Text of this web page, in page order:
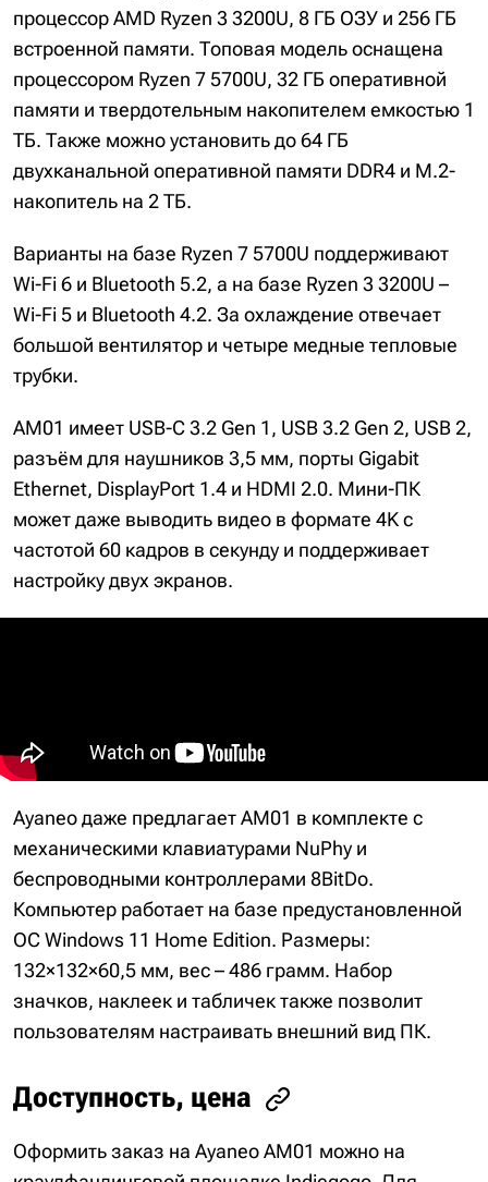
процессор AMD Ryzen 3 3200U, 8 ГБ ОЗУ и 256 ГБ
встроенной памяти. Топовая модель оснащена
процессором Ryzen 7 5700U, 32 ГБ оперативной
памяти и твердотельным накопителем емкостью 1
ТБ. Также можно установить до 64 ГБ
двухканальной оперативной памяти DDR4 и M.2-
накопитель на 2 ТБ.
Варианты на базе Ryzen 7 5700U поддерживают
Wi-Fi 6 и Bluetooth 5.2, а на базе Ryzen 3 3200U –
Wi-Fi 5 и Bluetooth 4.2. За охлаждение отвечает
большой вентилятор и четыре медные тепловые
трубки.
AM01 имеет USB-C 3.2 Gen 1, USB 3.2 Gen 2, USB 2,
разъём для наушников 3,5 мм, порты Gigabit
Ethernet, DisplayPort 1.4 и HDMI 2.0. Мини-ПК
может даже выводить видео в формате 4K с
частотой 60 кадров в секунду и поддерживает
настройку двух экранов.
Ayaneo даже предлагает AM01 в комплекте с
механическими клавиатурами NuPhy и
беспроводными контроллерами 8BitDo.
Компьютер работает на базе предустановленной
ОС Windows 11 Home Edition. Размеры:
132×132×60,5 мм, вес – 486 грамм. Набор
значков, наклеек и табличек также позволит
пользователям настраивать внешний вид ПК.
Доступность, цена
Оформить заказ на Ayaneo AM01 можно на